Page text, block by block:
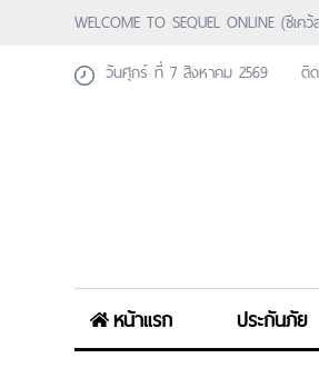
WELCOME TO SEQUEL ONLINE (ซีเค
วันศุกร์ ที่ 7 สิงหาคม 2569
ติ
หน้าแรก ประกันภัย